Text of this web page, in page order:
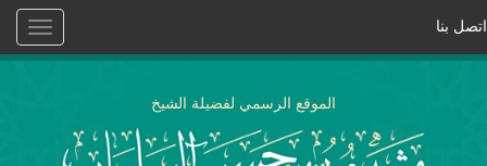
Toggle
اتصل بنا
الموقع الرسمي لفضيلة الشيخ